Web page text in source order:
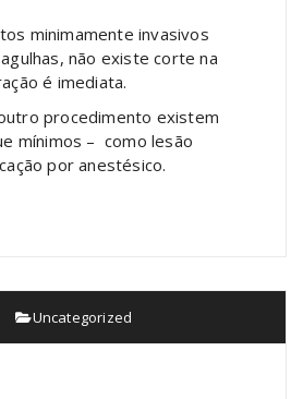
minimamente invasivos
não existe corte na
é imediata.
procedimento existem
mínimos – como lesão
por anestésico.
Uncategorized